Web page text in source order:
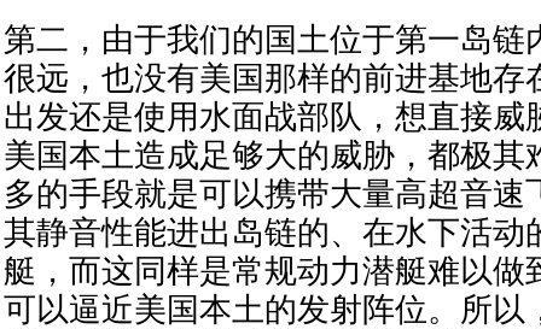
第二，由于我们的国土位于第一岛链
很远，也没有美国那样的前进基地存
出发还是使用水面战部队，想直接威
美国本土造成足够大的威胁，都极其
多的手段就是可以携带大量高超音速
其静音性能进出岛链的、在水下活动
艇，而这同样是常规动力潜艇难以做
可以逼近美国本土的发射阵位。所以